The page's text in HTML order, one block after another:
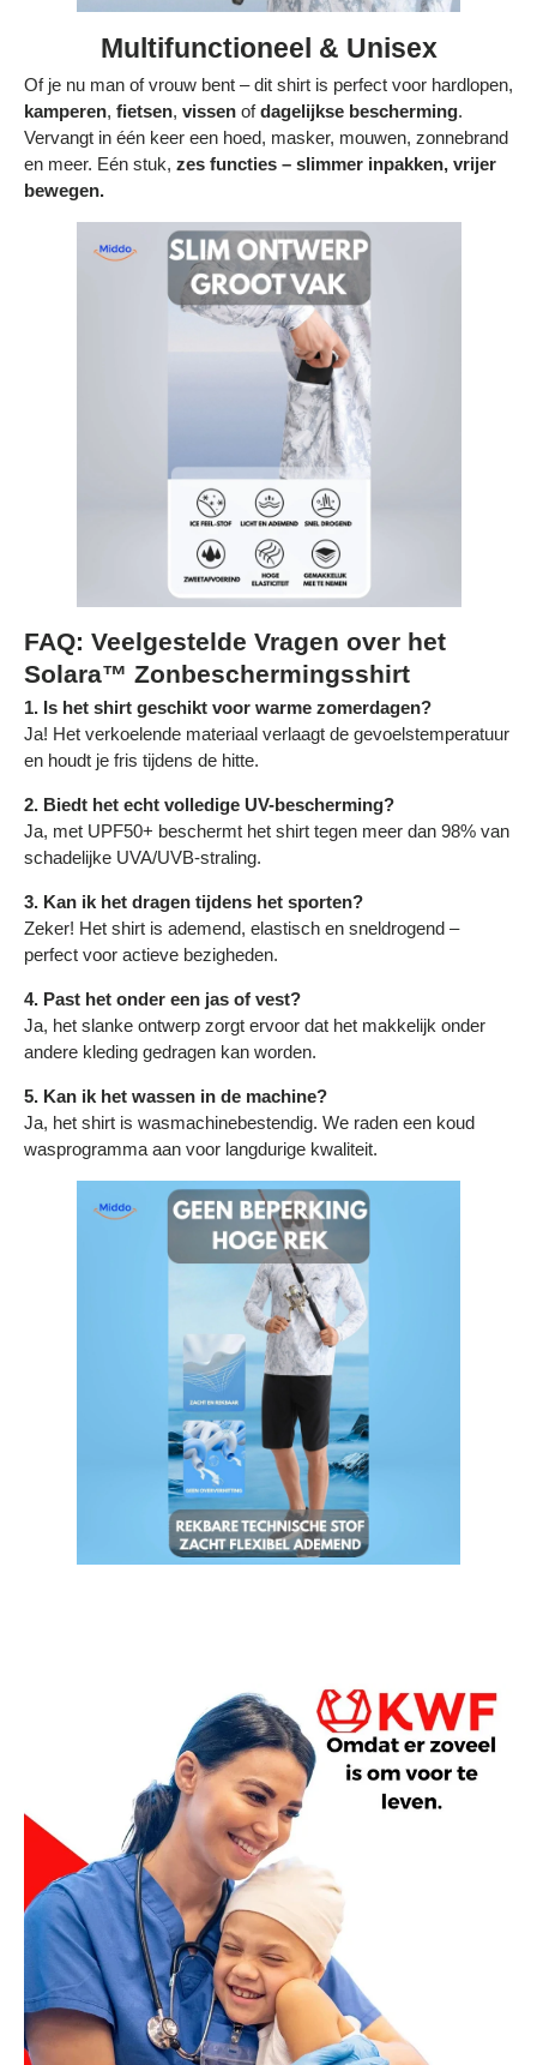
Multifunctioneel & Unisex
Of je nu man of vrouw bent – dit shirt is perfect voor hardlopen,
kamperen, fietsen, vissen ofdagelijkse bescherming.
Vervangt in één keer een hoed, masker, mouwen, zonnebrand
en meer. Eén stuk, zes functies – slimmer inpakken, vrijer
bewegen.
FAQ: Veelgestelde Vragen over het
Solara™ Zonbeschermingsshirt
1. Is het shirt geschikt voor warme zomerdagen?
Ja! Het verkoelende materiaal verlaagt de gevoelstemperatuur
en houdt je fris tijdens de hitte.
2. Biedt het echt volledige UV-bescherming?
Ja, met UPF50+ beschermt het shirt tegen meer dan 98% van
schadelijke UVA/UVB-straling.
3. Kan ik het dragen tijdens het sporten?
Zeker! Het shirt is ademend, elastisch en sneldrogend –
perfect voor actieve bezigheden.
4. Past het onder een jas of vest?
Ja, het slanke ontwerp zorgt ervoor dat het makkelijk onder
andere kleding gedragen kan worden.
5. Kan ik het wassen in de machine?
Ja, het shirt is wasmachinebestendig. We raden een koud
wasprogramma aan voor langdurige kwaliteit.